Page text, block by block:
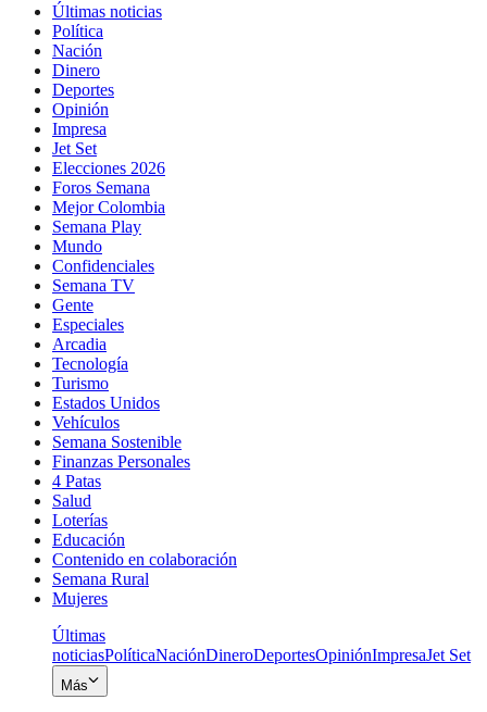
Últimas noticias
Política
Nación
Dinero
Deportes
Opinión
Impresa
Jet Set
Elecciones 2026
Foros Semana
Mejor Colombia
Semana Play
Mundo
Confidenciales
Semana TV
Gente
Especiales
Arcadia
Tecnología
Turismo
Estados Unidos
Vehículos
Semana Sostenible
Finanzas Personales
4 Patas
Salud
Loterías
Educación
Contenido en colaboración
Semana Rural
Mujeres
Últimas
noticiasPolíticaNaciónDineroDeportesOpiniónImpresaJet Set
Más